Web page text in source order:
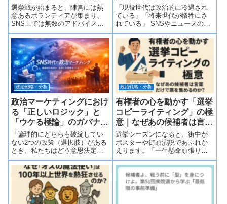
バナンス」の正体
選挙戦が始まると、陣営には熱
意あるボランティアが集まり、
SNS上では無数のアドバイスや
叱咤激励が飛び交います。「も
っとこうすべきだ」「あの投稿
は良くない」「この地域を回る
べきだ」……。一見、これらは
「民意」であり「熱量」に見え
ます。しかし、...
戦略的思考
「現役世代は政治的に冷遇され
ている」「将来世代が犠牲にさ
れている」 SNSやニュースのコ
メント欄、あるいは職場の休憩
時間、こうした溜息混じりの声
を耳にしない日はありません。
しかし、いざ選挙が終わってみ
れば、その不満が政治の景色を
劇的に塗り替...
政治戦略・分析
政治マーケティングにおけ
る「正しいロジック」と
「ウケる極論」のガバナン
ス
「論理的にどちらも破綻してい
ない2つの政策（選択肢）がある
とき、私たちはどう意思決定
し、どう発信すべきなのか」政
治マーケティングにおいて、誰
もが一度は直面する深いジレン
マがあります。さらにここに、
現代のSNS社会における残酷な
現実が加わりま...
政治戦略・分析
有権者の心を動かす「選挙
コピーライティング」の極
意｜なぜあの候補者は言葉
だけで票を集めるのか？
選挙シーズンになると、街中が
ポスターや街頭演説であふれか
えります。「一生懸命頑張りま
す！」「地域の声をカタチ
に！」……そんな言葉が飛び交
いますが、正直なところ、どの
候補者も同じように見えてしま
い、有権者の指が止まらない。